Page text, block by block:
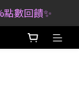
數回饋✨